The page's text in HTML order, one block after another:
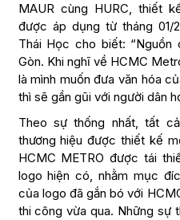
MAUR cùng HURC, thiết
được áp dụng từ tháng 01/
Thái Học cho biết: “Nguồn
Gòn. Khi nghĩ về HCMC
là mình muốn đưa văn hóa
thì sẽ gần gũi với người dân
Theo sự thống nhất, tất
thương hiệu được thiết kế
HCMC METRO được tái
logo hiện có, nhằm mục
của logo đã gắn bó với
thi công vừa qua. Những sự